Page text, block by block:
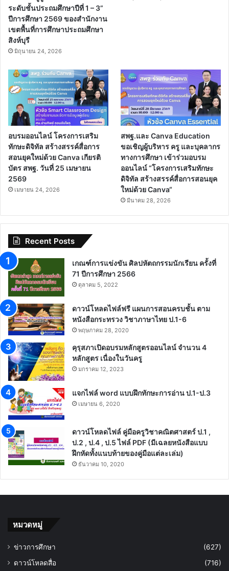
ระดับชั้นประถมศึกษาปีที่ 1 – 3”
ปีการศึกษา 2569 ของสำนักงาน
เขตพื้นที่การศึกษาประถมศึกษา
สิงห์บุรี
มิถุนายน 24, 2026
อบรมออนไลน์ โครงการเสริม
ทักษะดิจิทัล สร้างสรรค์สื่อการ
สอนยุคใหม่ด้วย Canva เกียรติ
บัตร สพฐ. วันที่ 25 เมษายน
2569
เมษายน 24, 2026
สพฐ.และ Canva Education
ขอเชิญผู้บริหาร ครู และบุคลากร
ทางการศึกษา เข้าร่วมอบรม
ออนไลน์ “โครงการเสริมทักษะ
ดิจิทัล สร้างสรรค์สื่อการสอนยุค
ใหม่ด้วย Canva“
มีนาคม 28, 2026
Recent Posts
เกณฑ์การแข่งขัน ศิลปหัตถกรรมนักเรียน ครั้งที่
71 ปีการศึกษา 2566
ตุลาคม 5, 2022
ดาวน์โหลดไฟล์ฟรี แผนการสอนครบชั้น ตาม
หนังสือกระทรวง วิชาภาษาไทย ป.1-6
พฤษภาคม 28, 2020
คุรุสภาเปิดอบรมหลักสูตรออนไลน์ จำนวน 4
หลักสูตร เนื่องในวันครู
มกราคม 12, 2023
แจกไฟล์ word แบบฝึกทักษะการอ่าน ป.1-ป.3
เมษายน 6, 2020
ดาวน์โหลดไฟล์ คู่มือครูวิชาคณิตศาสตร์ ป.1 ,
ป.2 , ป.4 , ป.5 ไฟล์ PDF (มีเฉลยหนังสือแบบ
ฝึกหัดทั้งแนบท้ายของคู่มือแต่ละเล่ม)
ธันวาคม 10, 2020
หมวดหมู่
ข่าวการศึกษา
(627)
ดาวน์โหลดสื่อ
(716)